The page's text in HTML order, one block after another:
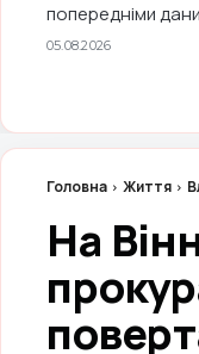
попередніми
05.08.2026